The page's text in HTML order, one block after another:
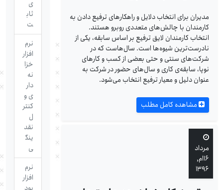
مدیران برای انتخاب دلایل و راهکارهای ترفیع دادن به
کارمندان با چالش‌های متعددی روبرو هستند.
انتخاب کارمندان لایق ترفیع بر اساس سابقه، یکی از
نادرست‌ترین شیوه‌ها است. سال‌هاست که در
شرکت‌های سنتی و حتی بعضی از کسب و کارهای
نوپا، سابقه‌ی کاری و سال‌های حضور در شرکت به
عنوان دلیل و معیار ترفیع انتخاب می‌شود.
مشاهده کامل مطلب
مرداد
۱۶ام,
۱۳۹۶
ی
ثاب
ت
نرم
افزار
خزا
نه
دار
ی و
کنتر
نقد
ینگ
ی
نرم
افزار